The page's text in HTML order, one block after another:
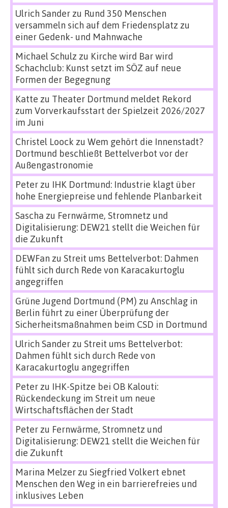
Ulrich Sanderzu Rund 350 Menschen
versammeln sich auf dem Friedensplatz zu
einer Gedenk- und Mahnwache
Michael Schulz zu Kirche wird Bar wird
Schachclub: Kunst setzt im SÖZ auf neue
Formen der Begegnung
Katte zu Theater Dortmund meldet Rekord
zum Vorverkaufsstart der Spielzeit 2026/2027
im Juni
Christel Loock zu Wem gehört die Innenstadt?
Dortmund beschließt Bettelverbot vor der
Außengastronomie
Peterzu IHK Dortmund: Industrie klagt über
hohe Energiepreise und fehlende Planbarkeit
Sascha zu Fernwärme, Stromnetz und
Digitalisierung: DEW21 stellt die Weichen für
die Zukunft
DEWFan zu Streit ums Bettelverbot: Dahmen
fühlt sich durch Rede von Karacakurtoglu
angegriffen
Grüne Jugend Dortmund (PM) zu Anschlag in
Berlin führt zu einer Überprüfung der
Sicherheitsmaßnahmen beim CSD in Dortmund
Ulrich Sanderzu Streit ums Bettelverbot:
Dahmen fühlt sich durch Rede von
Karacakurtoglu angegriffen
Peterzu IHK-Spitze bei OB Kalouti:
Rückendeckung im Streit um neue
Wirtschaftsflächen der Stadt
Peterzu Fernwärme, Stromnetz und
Digitalisierung: DEW21 stellt die Weichen für
die Zukunft
Marina Melzerzu Siegfried Volkert ebnet
Menschen den Weg in ein barrierefreies und
inklusives Leben